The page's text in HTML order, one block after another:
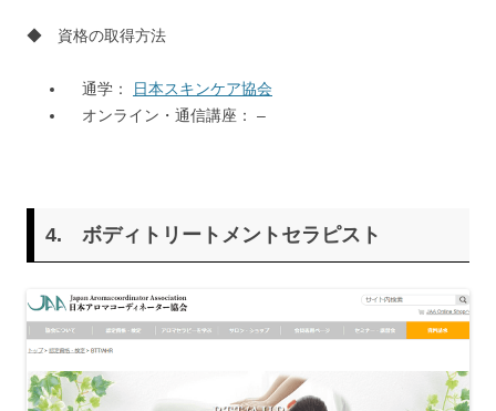
◆ 資格の取得方法
通学：
日本スキンケア協会
オンライン・通信講座： –
4. ボディトリートメントセラピスト